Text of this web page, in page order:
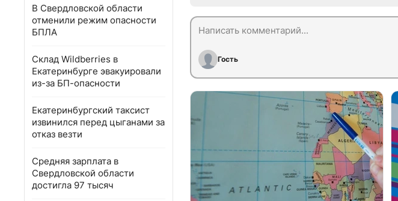
В Свердловской области
отменили режим опасности
БПЛА
Склад Wildberries в
Екатеринбурге эвакуировали
из-за БП-опасности
Екатеринбургский таксист
извинился перед цыганами за
отказ везти
Средняя зарплата в
Свердловской области
достигла 97 тысяч
Гость